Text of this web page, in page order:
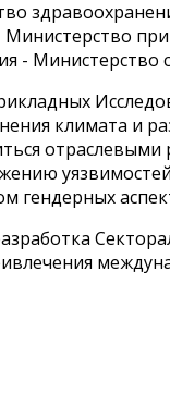
- Министерство
климата и
гендерных